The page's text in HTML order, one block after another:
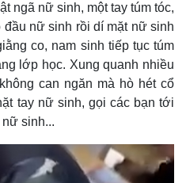
ngã nữ sinh, một tay túm tóc,
nữ sinh rồi dí mặt nữ sinh
co, nam sinh tiếp tục túm
lớp học. Xung quanh nhiều
can ngăn mà hò hét cổ
tay nữ sinh, gọi các bạn tới
sinh...